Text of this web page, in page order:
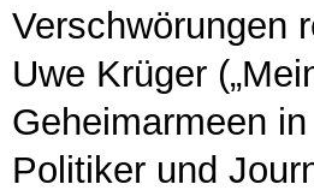
Verschwörungen
Uwe Krüger
Geheimarmeen
Politiker und